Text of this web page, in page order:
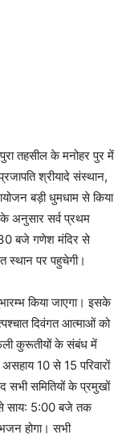
तहसील के मनोहर पुर में
श्रीयादे संस्थान,
आयोजन बड़ी धुमधाम से किया
के अनुसार सर्व प्रथम
बजे गणेश मंदिर से
स्थान पर पहुचेगी।
किया जाएगा। इसके
दिवंगत आत्माओं को
कुरूतीयों के संबंध में
10 से 15 परिवारों
सभी समितियों के प्रमुखों
से साय: 5:00 बजे तक
होगा। सभी